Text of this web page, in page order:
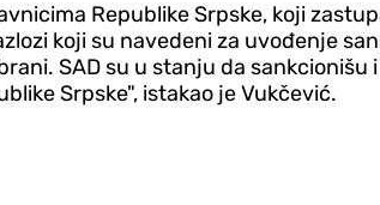
Republike Srpske, koji
koji su navedeni za uvođenje
SAD su u stanju da
Srpske", istakao je Vukčević.